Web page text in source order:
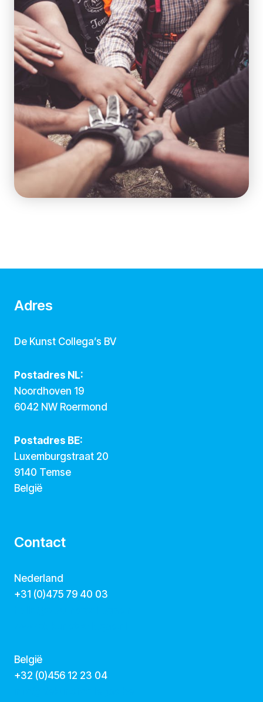
Adres
De Kunst Collega’s BV
Postadres NL:
Noordhoven 19
6042 NW Roermond
Postadres BE:
Luxemburgstraat 20
9140 Temse
België
Contact
Nederland
+31 (0)475 79 40 03
België
‭+32 (0)456 12 23 04‬